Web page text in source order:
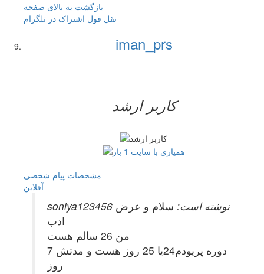
بازگشت به بالای صفحه
نقل قول اشتراک در تلگرام
iman_prs
کاربر ارشد
مشخصات پیام شخصی
آفلاين
soniya123456 نوشته است: سلام و عرض
ادب
من 26 سالم هست
دوره پريودم24يا 25 روز هست و مدتش 7
روز